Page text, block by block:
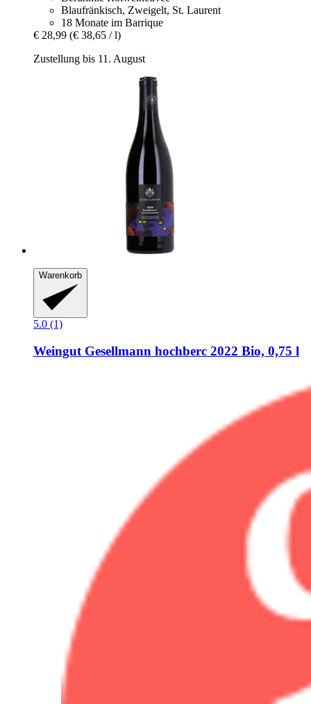
Blaufränkisch, Zweigelt, St. Laurent
18 Monate im Barrique
€ 28,99 (€ 38,65 / l)
Zustellung bis 11. August
Warenkorb
5.0 (1)
Weingut Gesellmann hochberc 2022 Bio, 0,75 l